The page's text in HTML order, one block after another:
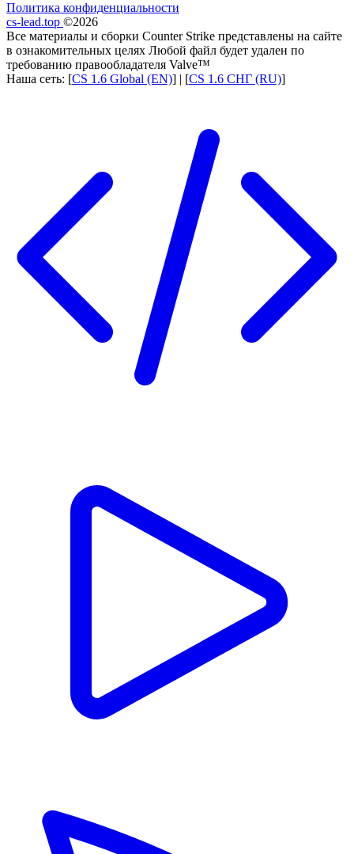
Политика конфиденциальности
cs-lead.top ©2026
Все материалы и сборки Counter Strike представлены на сайте
в ознакомительных целях Любой файл будет удален по
требованию правообладателя Valve™
Наша сеть: [CS 1.6 Global (EN)] | [CS 1.6 СНГ (RU)]